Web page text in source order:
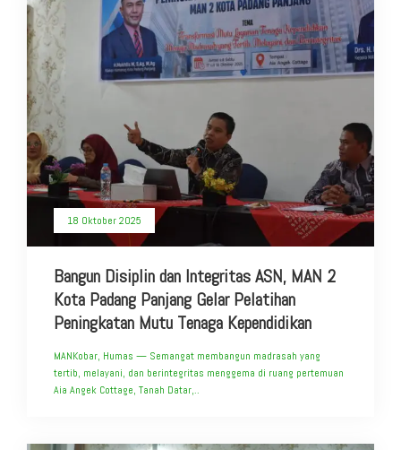
18 Oktober 2025
Bangun Disiplin dan Integritas ASN, MAN 2
Kota Padang Panjang Gelar Pelatihan
Peningkatan Mutu Tenaga Kependidikan
MANKobar, Humas — Semangat membangun madrasah yang
tertib, melayani, dan berintegritas menggema di ruang pertemuan
Aia Angek Cottage, Tanah Datar,..